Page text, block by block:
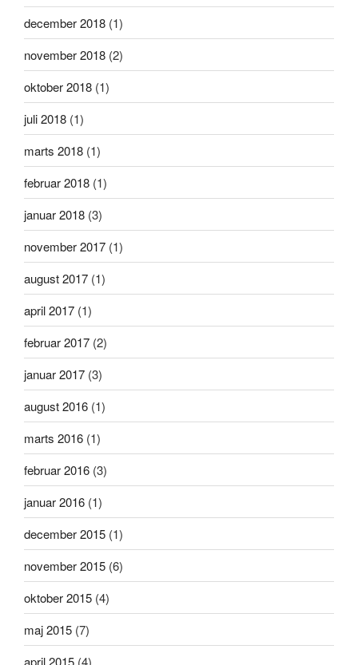
december 2018 (1)
november 2018 (2)
oktober 2018 (1)
juli 2018 (1)
marts 2018 (1)
februar 2018 (1)
januar 2018 (3)
november 2017 (1)
august 2017 (1)
april 2017 (1)
februar 2017 (2)
januar 2017 (3)
august 2016 (1)
marts 2016 (1)
februar 2016 (3)
januar 2016 (1)
december 2015 (1)
november 2015 (6)
oktober 2015 (4)
maj 2015 (7)
april 2015 (4)